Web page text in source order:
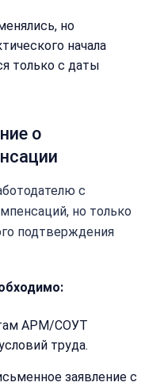
но
начала
только с даты
о
с
но только
подтверждения
АРМ/СОУТ
труда.
заявление с